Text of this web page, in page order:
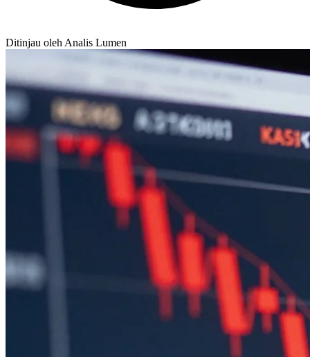
Ditinjau oleh Analis Lumen